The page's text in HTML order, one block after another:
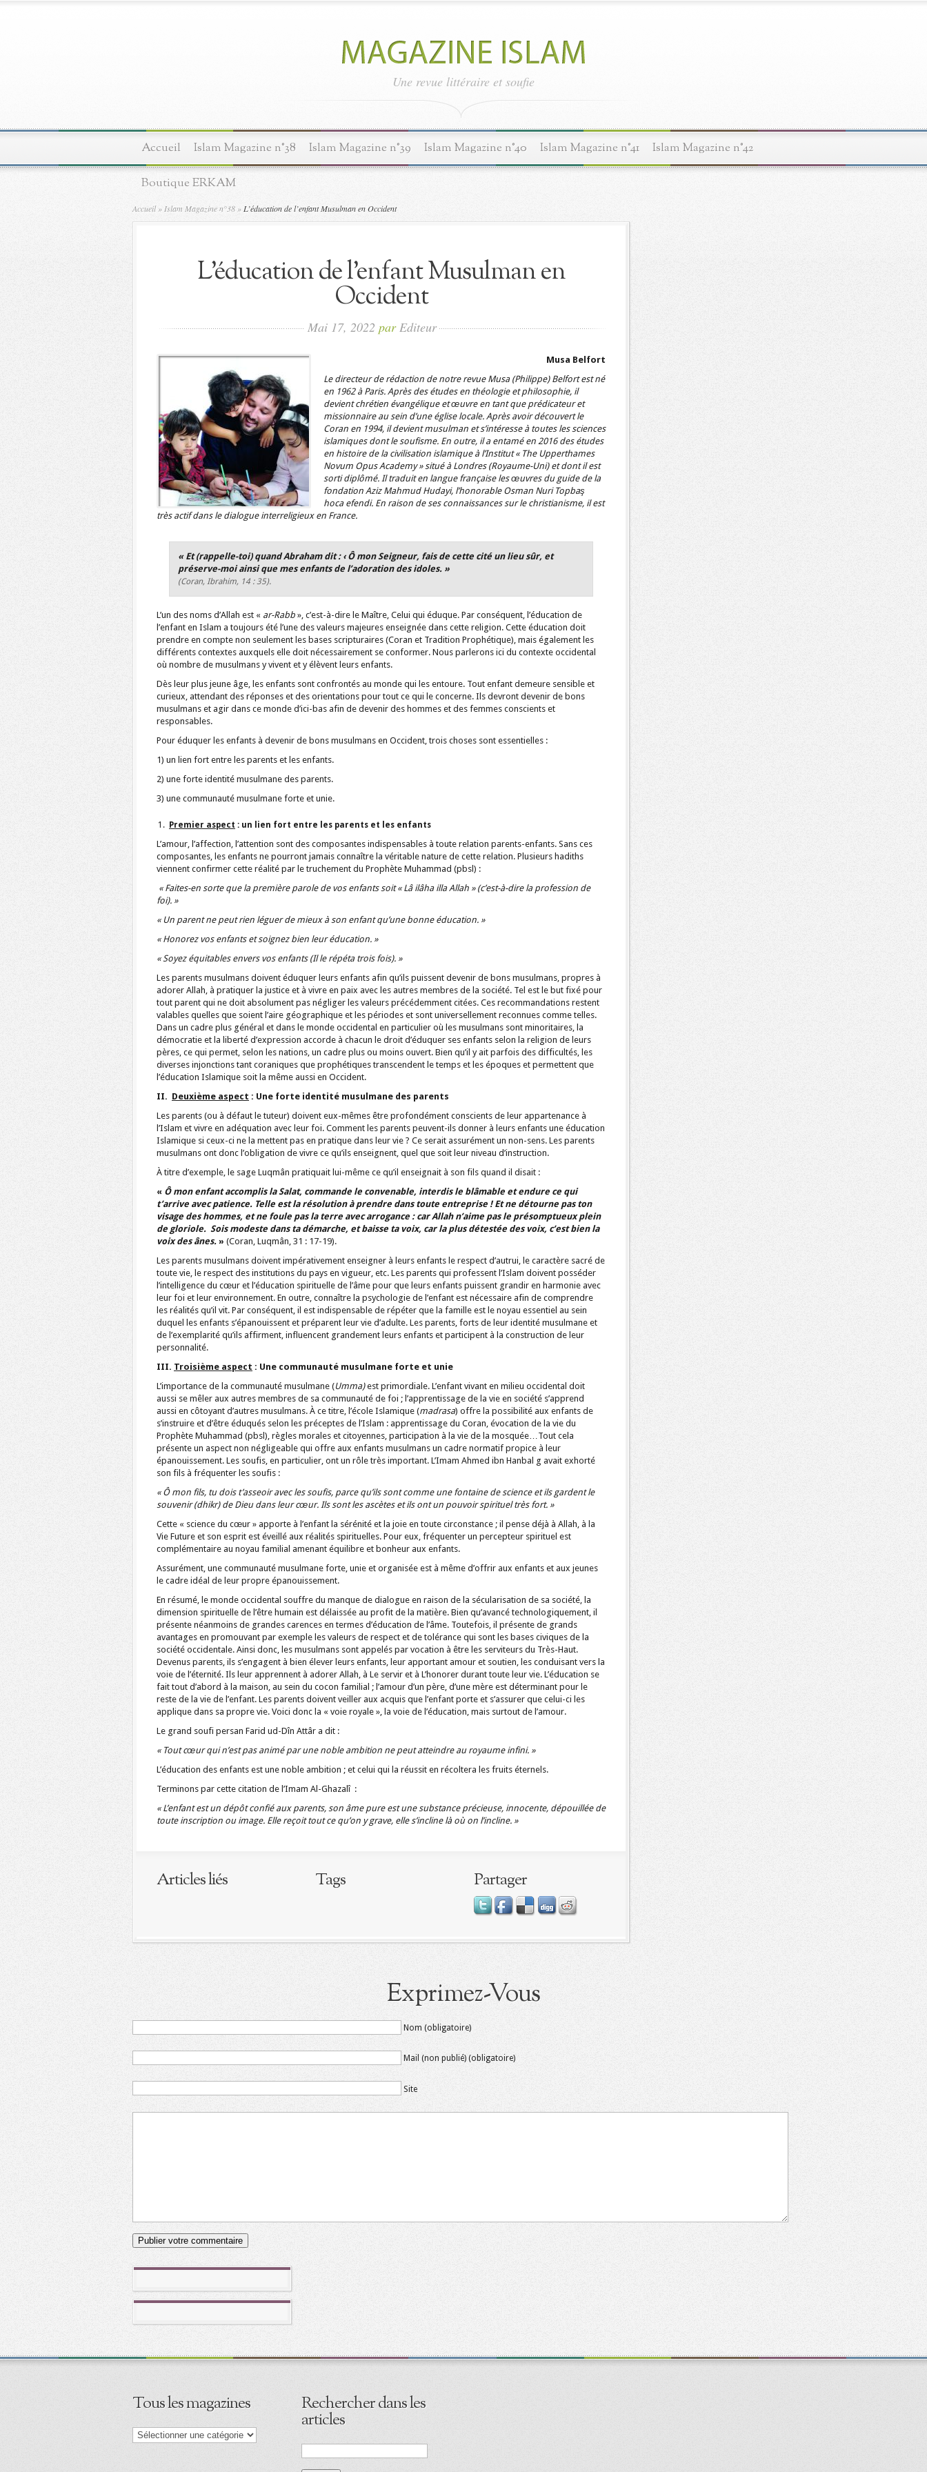
Une revue littéraire et soufie
Accueil Islam Magazine n°38 Islam Magazine n°39 Islam Magazine n°40 Islam Magazine n°41 Islam Magazine n°42
Boutique ERKAM
Accueil » Islam Magazine n°38 » L’éducation de l’enfant Musulman en Occident
L’éducation de l’enfant Musulman en
Occident
Mai 17, 2022 par Editeur
Musa Belfort
Le directeur de rédaction de notre revue Musa (Philippe) Belfort est né
en 1962 à Paris. Après des études en théologie et philosophie, il
devient chrétien évangélique et œuvre en tant que prédicateur et
missionnaire au sein d’une église locale. Après avoir découvert le
Coran en 1994, il devient musulman et s’intéresse à toutes les sciences
islamiques dont le soufisme. En outre, il a entamé en 2016 des études
en histoire de la civilisation islamique à l’Institut « The Upperthames
Novum Opus Academy » situé à Londres (Royaume-Uni) et dont il est
sorti diplômé. Il traduit en langue française les œuvres du guide de la
fondation Aziz Mahmud Hudayi, l’honorable Osman Nuri Topbaş
hoca efendi. En raison de ses connaissances sur le christianisme, il est
très actif dans le dialogue interreligieux en France.
« Et (rappelle-toi) quand Abraham dit : ‹ Ô mon Seigneur, fais de cette cité un lieu sûr, et
préserve-moi ainsi que mes enfants de l’adoration des idoles. »
(Coran, Ibrahim, 14 : 35).
L’un des noms d’Allah est « ar-Rabb », c’est-à-dire le Maître, Celui qui éduque. Par conséquent, l’éducation de
l’enfant en Islam a toujours été l’une des valeurs majeures enseignée dans cette religion. Cette éducation doit
prendre en compte non seulement les bases scripturaires (Coran et Tradition Prophétique), mais également les
différents contextes auxquels elle doit nécessairement se conformer. Nous parlerons ici du contexte occidental
où nombre de musulmans y vivent et y élèvent leurs enfants.
Dès leur plus jeune âge, les enfants sont confrontés au monde qui les entoure. Tout enfant demeure sensible et
curieux, attendant des réponses et des orientations pour tout ce qui le concerne. Ils devront devenir de bons
musulmans et agir dans ce monde d’ici-bas afin de devenir des hommes et des femmes conscients et
responsables.
Pour éduquer les enfants à devenir de bons musulmans en Occident, trois choses sont essentielles :
1) un lien fort entre les parents et les enfants.
2) une forte identité musulmane des parents.
3) une communauté musulmane forte et unie.
Premier aspect : un lien fort entre les parents et les enfants
L’amour, l’affection, l’attention sont des composantes indispensables à toute relation parents-enfants. Sans ces
composantes, les enfants ne pourront jamais connaître la véritable nature de cette relation. Plusieurs hadiths
viennent confirmer cette réalité par le truchement du Prophète Muhammad (pbsl) :
« Faites-en sorte que la première parole de vos enfants soit « Lâ ilâha illa Allah » (c’est-à-dire la profession de
foi). »
« Un parent ne peut rien léguer de mieux à son enfant qu’une bonne éducation. »
« Honorez vos enfants et soignez bien leur éducation. »
« Soyez équitables envers vos enfants (Il le répéta trois fois). »
Les parents musulmans doivent éduquer leurs enfants afin qu’ils puissent devenir de bons musulmans, propres à
adorer Allah, à pratiquer la justice et à vivre en paix avec les autres membres de la société. Tel est le but fixé pour
tout parent qui ne doit absolument pas négliger les valeurs précédemment citées. Ces recommandations restent
valables quelles que soient l’aire géographique et les périodes et sont universellement reconnues comme telles.
Dans un cadre plus général et dans le monde occidental en particulier où les musulmans sont minoritaires, la
démocratie et la liberté d’expression accorde à chacun le droit d’éduquer ses enfants selon la religion de leurs
pères, ce qui permet, selon les nations, un cadre plus ou moins ouvert. Bien qu’il y ait parfois des difficultés, les
diverses injonctions tant coraniques que prophétiques transcendent le temps et les époques et permettent que
l’éducation Islamique soit la même aussi en Occident.
II. Deuxième aspect : Une forte identité musulmane des parents
Les parents (ou à défaut le tuteur) doivent eux-mêmes être profondément conscients de leur appartenance à
l’Islam et vivre en adéquation avec leur foi. Comment les parents peuvent-ils donner à leurs enfants une éducation
Islamique si ceux-ci ne la mettent pas en pratique dans leur vie ? Ce serait assurément un non-sens. Les parents
musulmans ont donc l’obligation de vivre ce qu’ils enseignent, quel que soit leur niveau d’instruction.
À titre d’exemple, le sage Luqmân pratiquait lui-même ce qu’il enseignait à son fils quand il disait :
« Ô mon enfant accomplis la Salat, commande le convenable, interdis le blâmable et endure ce qui
t’arrive avec patience. Telle est la résolution à prendre dans toute entreprise ! Et ne détourne pas ton
visage des hommes, et ne foule pas la terre avec arrogance : car Allah n’aime pas le présomptueux plein
de gloriole. Sois modeste dans ta démarche, et baisse ta voix, car la plus détestée des voix, c’est bien la
voix des ânes. » (Coran, Luqmân, 31 : 17-19).
Les parents musulmans doivent impérativement enseigner à leurs enfants le respect d’autrui, le caractère sacré de
toute vie, le respect des institutions du pays en vigueur, etc. Les parents qui professent l’Islam doivent posséder
l’intelligence du cœur et l’éducation spirituelle de l’âme pour que leurs enfants puissent grandir en harmonie avec
leur foi et leur environnement. En outre, connaître la psychologie de l’enfant est nécessaire afin de comprendre
les réalités qu’il vit. Par conséquent, il est indispensable de répéter que la famille est le noyau essentiel au sein
duquel les enfants s’épanouissent et préparent leur vie d’adulte. Les parents, forts de leur identité musulmane et
de l’exemplarité qu’ils affirment, influencent grandement leurs enfants et participent à la construction de leur
personnalité.
III. Troisième aspect : Une communauté musulmane forte et unie
L’importance de la communauté musulmane (Umma)est primordiale. L’enfant vivant en milieu occidental doit
aussi se mêler aux autres membres de sa communauté de foi ; l’apprentissage de la vie en société s’apprend
aussi en côtoyant d’autres musulmans. À ce titre, l’école Islamique (madrasa) offre la possibilité aux enfants de
s’instruire et d’être éduqués selon les préceptes de l’Islam : apprentissage du Coran, évocation de la vie du
Prophète Muhammad (pbsl), règles morales et citoyennes, participation à la vie de la mosquée…Tout cela
présente un aspect non négligeable qui offre aux enfants musulmans un cadre normatif propice à leur
épanouissement. Les soufis, en particulier, ont un rôle très important. L’Imam Ahmed ibn Hanbal g avait exhorté
son fils à fréquenter les soufis :
« Ô mon fils, tu dois t’asseoir avec les soufis, parce qu’ils sont comme une fontaine de science et ils gardent le
souvenir (dhikr) de Dieu dans leur cœur. Ils sont les ascètes et ils ont un pouvoir spirituel très fort. »
Cette « science du cœur » apporte à l’enfant la sérénité et la joie en toute circonstance ; il pense déjà à Allah, à la
Vie Future et son esprit est éveillé aux réalités spirituelles. Pour eux, fréquenter un percepteur spirituel est
complémentaire au noyau familial amenant équilibre et bonheur aux enfants.
Assurément, une communauté musulmane forte, unie et organisée est à même d’offrir aux enfants et aux jeunes
le cadre idéal de leur propre épanouissement.
En résumé, le monde occidental souffre du manque de dialogue en raison de la sécularisation de sa société, la
dimension spirituelle de l’être humain est délaissée au profit de la matière. Bien qu’avancé technologiquement, il
présente néanmoins de grandes carences en termes d’éducation de l’âme. Toutefois, il présente de grands
avantages en promouvant par exemple les valeurs de respect et de tolérance qui sont les bases civiques de la
société occidentale. Ainsi donc, les musulmans sont appelés par vocation à être les serviteurs du Très-Haut.
Devenus parents, ils s’engagent à bien élever leurs enfants, leur apportant amour et soutien, les conduisant vers la
voie de l’éternité. Ils leur apprennent à adorer Allah, à Le servir et à L’honorer durant toute leur vie. L’éducation se
fait tout d’abord à la maison, au sein du cocon familial ; l’amour d’un père, d’une mère est déterminant pour le
reste de la vie de l’enfant. Les parents doivent veiller aux acquis que l’enfant porte et s’assurer que celui-ci les
applique dans sa propre vie. Voici donc la « voie royale », la voie de l’éducation, mais surtout de l’amour.
Le grand soufi persan Farid ud-Dîn Attâr a dit :
« Tout cœur qui n’est pas animé par une noble ambition ne peut atteindre au royaume infini. »
L’éducation des enfants est une noble ambition ; et celui qui la réussit en récoltera les fruits éternels.
Terminons par cette citation de l’Imam Al-Ghazalî :
« L’enfant est un dépôt confié aux parents, son âme pure est une substance précieuse, innocente, dépouillée de
toute inscription ou image. Elle reçoit tout ce qu’on y grave, elle s’incline là où on l’incline. »
Articles liés Tags Partager
Exprimez-Vous
Nom (obligatoire)
Mail (non publié) (obligatoire)
Site
Tous les magazines
Tous
les
Rechercher dans les
articles